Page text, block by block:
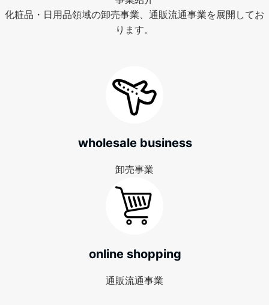
化粧品・日用品領域の卸売事業、通販流通事業を展開してお
ります。
wholesale business
卸売事業
online shopping
通販流通事業